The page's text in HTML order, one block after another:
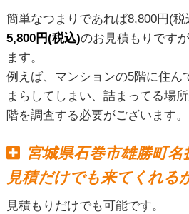
簡単なつまりであれば8,800円(税
5,800円(税込)のお見積もりです
ます。
例えば、マンションの5階に住ん
まらしてしまい、詰まってる場
階を調査する必要がございます。
宮城県石巻市雄勝町名
見積だけでも来てくれる
見積もりだけでも可能です。